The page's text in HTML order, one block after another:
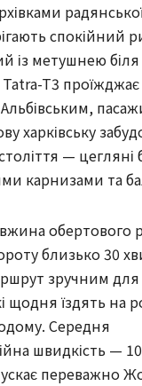
спокійний
із метушнею біля
T3 проїжджає
харківську
—
карнизами та
обертового
близько 30
зручним для
щодня їздять на
Середня
швидкість —
переважно